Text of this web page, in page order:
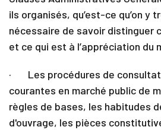
ils organisés, qu’est-ce qu’on y
nécessaire de savoir distinguer
et ce qui est à l’appréciation du
· Les procédures de
courantes en marché public de
règles de bases, les habitudes
d'ouvrage, les pièces